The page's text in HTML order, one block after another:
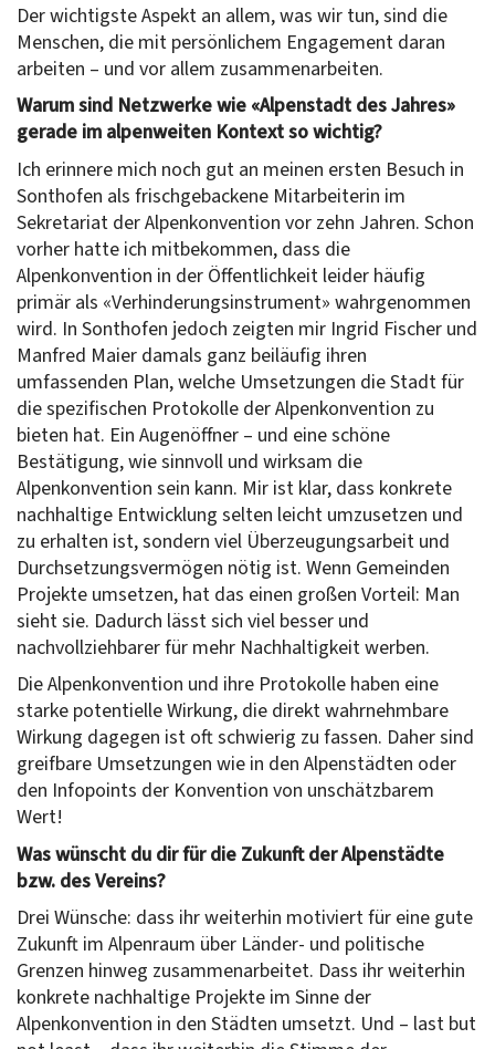
Der wichtigste Aspekt an allem, was wir tun, sind die
Menschen, die mit persönlichem Engagement daran
arbeiten – und vor allem zusammenarbeiten.
Warum sind Netzwerke wie «Alpenstadt des Jahres»
gerade im alpenweiten Kontext so wichtig?
Ich erinnere mich noch gut an meinen ersten Besuch in
Sonthofen als frischgebackene Mitarbeiterin im
Sekretariat der Alpenkonvention vor zehn Jahren. Schon
vorher hatte ich mitbekommen, dass die
Alpenkonvention in der Öffentlichkeit leider häufig
primär als «Verhinderungsinstrument» wahrgenommen
wird. In Sonthofen jedoch zeigten mir Ingrid Fischer und
Manfred Maier damals ganz beiläufig ihren
umfassenden Plan, welche Umsetzungen die Stadt für
die spezifischen Protokolle der Alpenkonvention zu
bieten hat. Ein Augenöffner – und eine schöne
Bestätigung, wie sinnvoll und wirksam die
Alpenkonvention sein kann. Mir ist klar, dass konkrete
nachhaltige Entwicklung selten leicht umzusetzen und
zu erhalten ist, sondern viel Überzeugungsarbeit und
Durchsetzungsvermögen nötig ist. Wenn Gemeinden
Projekte umsetzen, hat das einen großen Vorteil: Man
sieht sie. Dadurch lässt sich viel besser und
nachvollziehbarer für mehr Nachhaltigkeit werben.
Die Alpenkonvention und ihre Protokolle haben eine
starke potentielle Wirkung, die direkt wahrnehmbare
Wirkung dagegen ist oft schwierig zu fassen. Daher sind
greifbare Umsetzungen wie in den Alpenstädten oder
den Infopoints der Konvention von unschätzbarem
Wert!
Was wünscht du dir für die Zukunft der Alpenstädte
bzw. des Vereins?
Drei Wünsche: dass ihr weiterhin motiviert für eine gute
Zukunft im Alpenraum über Länder- und politische
Grenzen hinweg zusammenarbeitet. Dass ihr weiterhin
konkrete nachhaltige Projekte im Sinne der
Alpenkonvention in den Städten umsetzt. Und – last but